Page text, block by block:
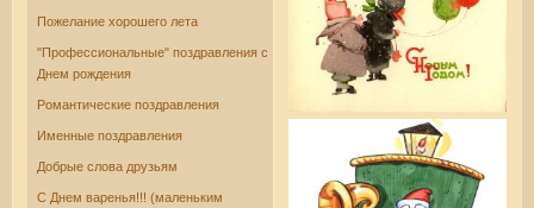
Пожелание хорошего лета
"Профессиональные" поздравления с
Днем рождения
Романтические поздравления
Именные поздравления
Добрые слова друзьям
С Днем варенья!!! (маленьким